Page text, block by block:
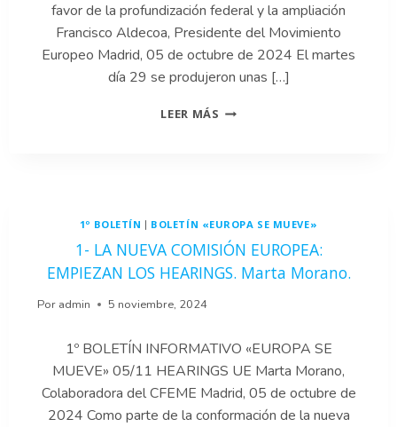
favor de la profundización federal y la ampliación
Francisco Aldecoa, Presidente del Movimiento
Europeo Madrid, 05 de octubre de 2024 El martes
día 29 se produjeron unas […]
LEER MÁS 0-
1º BOLETÍN BOLETÍN «EUROPA SE MUEVE»
1- LA NUEVA COMISIÓN EUROPEA:
EMPIEZAN LOS HEARINGS. Marta Morano.
Por admin 5 noviembre, 2024
1º BOLETÍN INFORMATIVO «EUROPA SE
MUEVE» 05/11 HEARINGS UE Marta Morano,
Colaboradora del CFEME Madrid, 05 de octubre de
2024 Como parte de la conformación de la nueva